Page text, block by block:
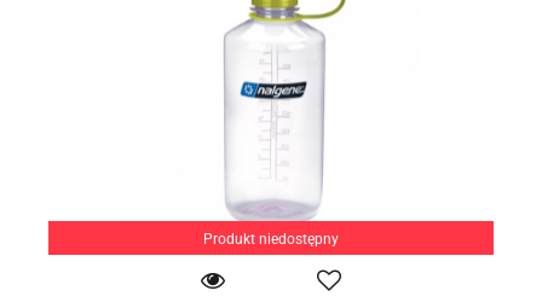
Produkt niedostępny